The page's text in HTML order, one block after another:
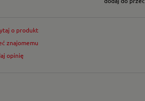
o produkt
znajomemu
opinię